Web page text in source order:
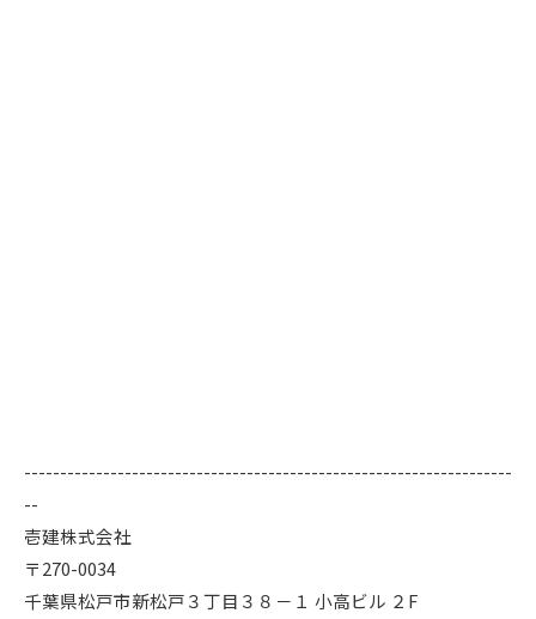
--------------------------------------------------------------------
--
壱建株式会社
〒270-0034
千葉県松戸市新松戸３丁目３８－１ 小高ビル ２F